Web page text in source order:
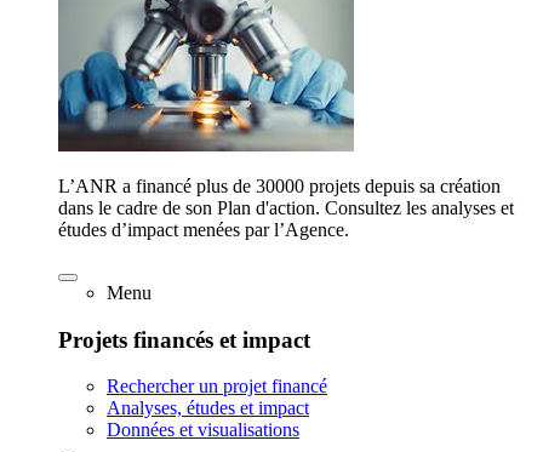
L’ANR a financé plus de 30000 projets depuis sa création
dans le cadre de son Plan d'action. Consultez les analyses et
études d’impact menées par l’Agence.
Menu
Projets financés et impact
Rechercher un projet financé
Analyses, études et impact
Données et visualisations